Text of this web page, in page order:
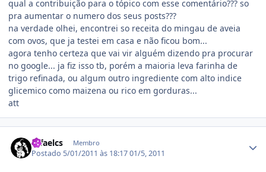
qual a contribuição para o tópico com esse comentário??? so
pra aumentar o numero dos seus posts???
na verdade olhei, encontrei so receita do mingau de aveia
com ovos, que ja testei em casa e não ficou bom...
agora tenho certeza que vai vir alguém dizendo pra procurar
no google... ja fiz isso tb, porém a maioria leva farinha de
trigo refinada, ou algum outro ingrediente com alto indice
glicemico como maizena ou rico em gorduras...
att
rafaelcs Membro
Postado 5/01/2011 às 18:1701/5, 2011